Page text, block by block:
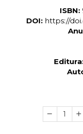
ISBN:
DOI: https://